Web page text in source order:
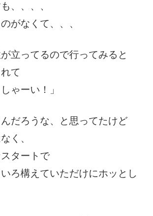
、、、、
がなくて、、、
立ってるので行ってみると
て
ゃーい！」
だろうな、と思ってたけど
く、
タートで
ろ構えていただけにホッとし